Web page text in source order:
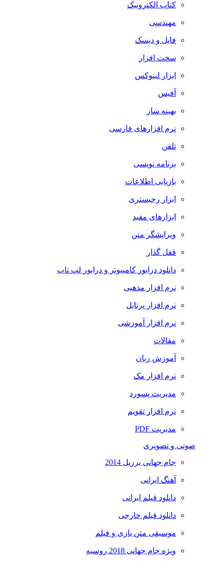
کتاب الکترونیک
مهندسی
فایل و دیسک
سخت افزار
ابزار لینوکس
آفیس
بهینه ساز
نرم افزارهای فارسی
تلفن
برنامه نویسی
بازیابی اطلاعات
ابزار رجیستری
ابزارهای مفید
ویرایشگر متن
قفل گذار
دانلود درایور کامپیوتر و درایور لپ تاپ
نرم افزار مذهبی
نرم افزار پرتابل
نرم افزار آموزشی
مقالات
آموزش زبان
نرم افزار مک
مدیریت پسورد
نرم افزار تقویم
مدیریت PDF
صوتی و تصویری
جام جهانی برزیل 2014
آهنگ ایرانی
دانلود فیلم ایرانی
دانلود فیلم خارجی
موسیقی متن بازی و فیلم
ویژه جام جهانی 2018 روسیه